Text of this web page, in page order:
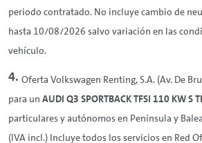
periodo contratado. No incluye cambio de
hasta 10/08/2026 salvo variación en las
vehículo.
Oferta Volkswagen Renting, S.A. (Av. De
para un AUDI Q3 SPORTBACK TFSI 110 KW S
particulares y autónomos en Península y
(IVA incl.) Incluye todos los servicios en Red